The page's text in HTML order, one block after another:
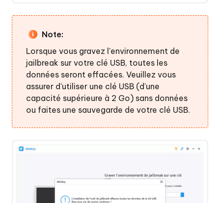
Note:
Lorsque vous gravez l'environnement de
jailbreak sur votre clé USB, toutes les
données seront effacées. Veuillez vous
assurer d'utiliser une clé USB (d'une
capacité supérieure à 2 Go) sans données
ou faites une sauvegarde de votre clé USB.